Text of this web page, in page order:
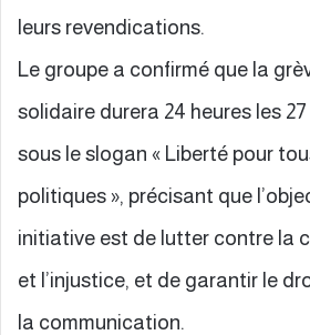
leurs revendications.
Le groupe a confirmé que la
solidaire durera 24 heures les
sous le slogan « Liberté pour
politiques », précisant que
initiative est de lutter contre la
et l’injustice, et de garantir le
la communication.